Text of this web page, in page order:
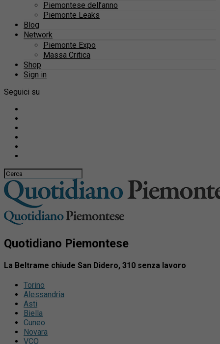
Piemontese dell’anno
Piemonte Leaks
Blog
Network
Piemonte Expo
Massa Critica
Shop
Sign in
Seguici su
Quotidiano Piemontese
La Beltrame chiude San Didero, 310 senza lavoro
Torino
Alessandria
Asti
Biella
Cuneo
Novara
VCO